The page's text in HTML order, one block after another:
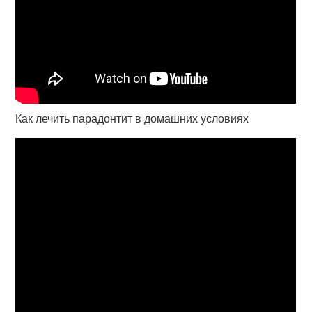
Как лечить парадонтит в домашних условиях